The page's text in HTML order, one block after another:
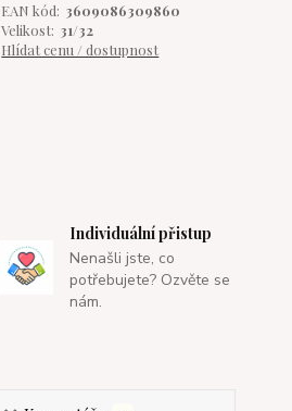
EAN kód: 3609086309860
Velikost: 31/32
Hlídat cenu / dostupnost
Individuální přistup
Nenašli jste, co
potřebujete? Ozvěte se
nám.